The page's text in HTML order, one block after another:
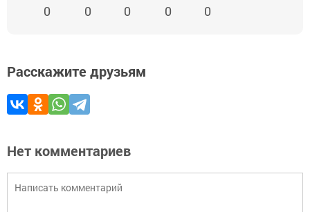
0 0 0 0 0
Расскажите друзьям
Нет комментариев